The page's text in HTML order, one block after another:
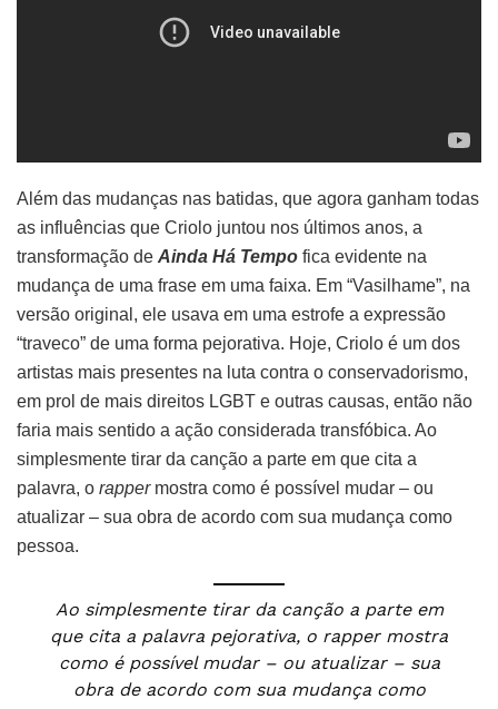
Além das mudanças nas batidas, que agora ganham todas
as influências que Criolo juntou nos últimos anos, a
transformação de Ainda Há Tempo fica evidente na
mudança de uma frase em uma faixa. Em “Vasilhame”, na
versão original, ele usava em uma estrofe a expressão
“traveco” de uma forma pejorativa. Hoje, Criolo é um dos
artistas mais presentes na luta contra o conservadorismo,
em prol de mais direitos LGBT e outras causas, então não
faria mais sentido a ação considerada transfóbica. Ao
simplesmente tirar da canção a parte em que cita a
palavra, o rappermostra como é possível mudar – ou
atualizar – sua obra de acordo com sua mudança como
pessoa.
Ao simplesmente tirar da canção a parte em
que cita a palavra pejorativa, o rapper mostra
como é possível mudar – ou atualizar – sua
obra de acordo com sua mudança como